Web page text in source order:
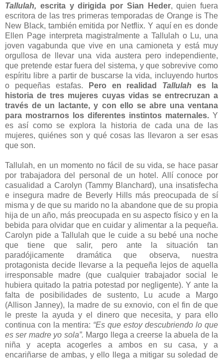
Tallulah, escrita y dirigida por Sian Heder, quien fuera
escritora de las tres primeras temporadas de Orange is The
New Black, también emitida por Netflix. Y aquí en es donde
Ellen Page interpreta magistralmente a Tallulah o Lu, una
joven vagabunda que vive en una camioneta y está muy
orgullosa de llevar una vida austera pero independiente,
que pretende estar fuera del sistema, y que sobrevive como
espíritu libre a partir de buscarse la vida, incluyendo hurtos
o pequeñas estafas.
Pero en realidad Tallulah es la
historia de tres mujeres cuyas vidas se entrecruzan a
través de un lactante, y con ello se abre una ventana
para mostrarnos los diferentes instintos maternales. Y
es así como se explora la historia de cada una de las
mujeres, quiénes son y qué cosas las llevaron a ser esas
que son.
Tallulah, en un momento no fácil de su vida, se hace pasar
por trabajadora del personal de un hotel. Allí conoce por
casualidad a Carolyn (Tammy Blanchard), una insatisfecha
e insegura madre de Beverly Hills más preocupada de sí
misma y de que su marido no la abandone que de su propia
hija de un año, más preocupada en su aspecto físico y en la
bebida para olvidar que en cuidar y alimentar a la pequeña.
Carolyn pide a Tallulah que le cuide a su bebé una noche
que tiene que salir, pero ante la situación tan
paradójicamente dramática que observa, nuestra
protagonista decide llevarse a la pequeña lejos de aquella
irresponsable madre (que cualquier trabajador social le
hubiera quitado la patria potestad por negligente). Y ante la
falta de posibilidades de sustento, Lu acude a Margo
(Allison Janney), la madre de su exnovio, con el fin de que
le preste la ayuda y el dinero que necesita, y para ello
continua con la mentira: “Es que estoy descubriendo lo que
es ser madre yo sola”. Margo llega a creerse la abuela de la
niña y acepta acogerles a ambos en su casa, y a
encariñarse de ambas, y ello llega a mitigar su soledad de